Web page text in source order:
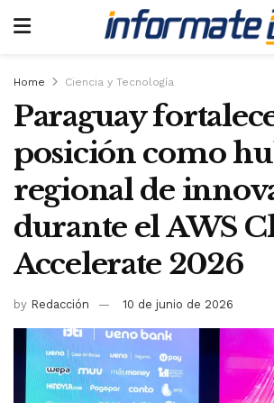
Home Ciencia y Tecnología
Paraguay
posición como
regional de
durante el AWS
Accelerate 2026
by Redacción 10 de junio de 2026